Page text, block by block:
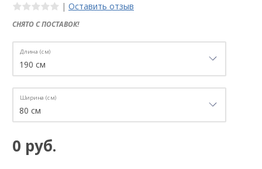
| Оставить отзыв
СНЯТО С ПОСТАВОК!
Длина (см)
Ширина (см)
0 руб.